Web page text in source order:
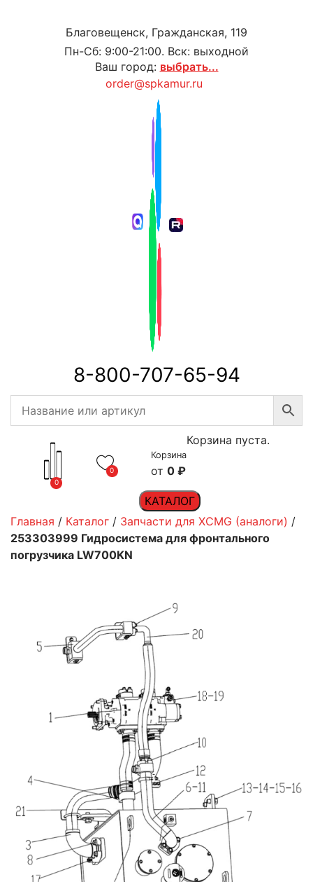
Благовещенск, Гражданская, 119
Пн-Сб: 9:00-21:00. Вск: выходной
Ваш город: выбрать...
order@spkamur.ru
8-800-707-65-94
0
0
Корзина
0 ₽
Корзина пуста.
КАТАЛОГ
Главная / Каталог / Запчасти для XCMG (аналоги) /
253303999 Гидросистема для фронтального
погрузчика LW700KN